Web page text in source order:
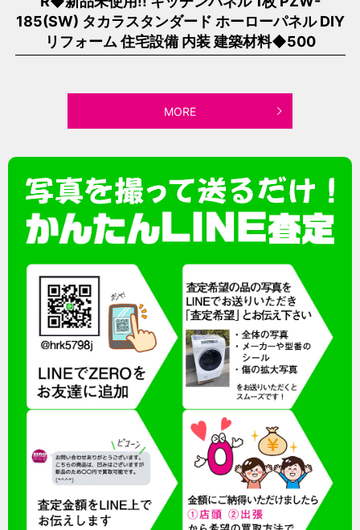
185(SW) タカラスタンダード ホーローパネル DIY
リフォーム 住宅設備 内装 建築材料◆500
MORE